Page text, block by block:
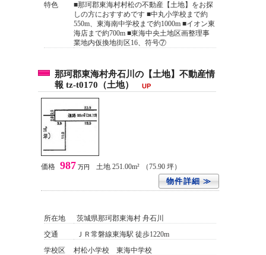
特色
■那珂郡東海村村松の不動産【土地】をお探
しの方におすすめです ■中丸小学校まで約
550m、東海南中学校まで約1000m ■イオン東
海店まで約700m ■東海中央土地区画整理事
業地内仮換地街区16、符号⑦
那珂郡東海村舟石川の【土地】不動産情
報 tz-t0170（土地）
UP
価格 987 万円 土地 251.00m² （75.90 坪）
物件詳細 ≫
所在地
茨城県那珂郡東海村 舟石川
交通
ＪＲ常磐線東海駅 徒歩1220m
学校区
村松小学校 東海中学校